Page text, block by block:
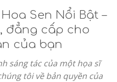
Sen Nổi Bật –
đẳng cấp cho
của bạn
sáng tác của một họa sĩ
tôi về bản quyền của